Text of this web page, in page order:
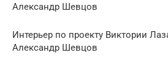
Александр Шевцов
Интерьер по проекту Виктории
Александр Шевцов